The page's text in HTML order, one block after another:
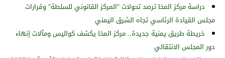
دراسة مركز المخا ترصد تحولات “المركز القانوني للسلطة” وقرارات
مجلس القيادة الرئاسي تجاه الشرق اليمني
خريطة طريق يمنية جديدة.. مركز المخا يكشف كواليس ومآلات إنهاء
دور المجلس الانتقالي